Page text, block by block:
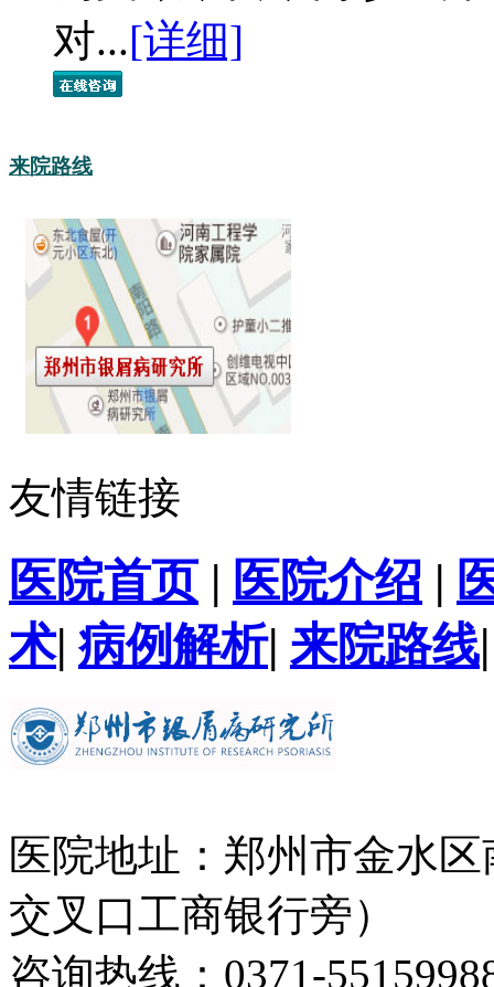
对...[详细]
来院路线
友情链接
医院首页| 医院介绍 |
术| 病例解析| 来院路线
医院地址：郑州市金水
交叉口工商银行旁）
咨询热线：0371-